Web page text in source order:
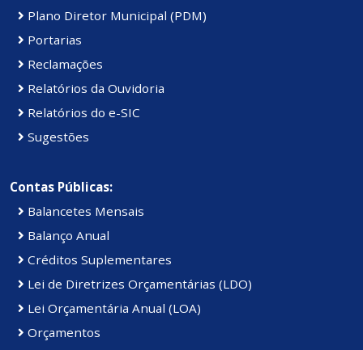
Plano Diretor Municipal (PDM)
Portarias
Reclamações
Relatórios da Ouvidoria
Relatórios do e-SIC
Sugestões
Contas Públicas:
Balancetes Mensais
Balanço Anual
Créditos Suplementares
Lei de Diretrizes Orçamentárias (LDO)
Lei Orçamentária Anual (LOA)
Orçamentos